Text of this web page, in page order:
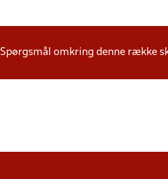
Spørgsmål omkring denne række